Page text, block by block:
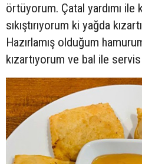
örtüyorum. Çatal yardımı ile
sıkıştırıyorum ki yağda
Hazırlamış olduğum
kızartıyorum ve bal ile